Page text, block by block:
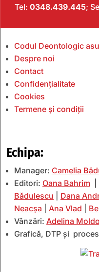
Tel: 0348.439.445;
Codul Deontologic
Despre noi
Contact
Confidențialitate
Cookies
Termene și condiții
Echipa:
Manager: Camelia
Editori: Oana Bahrim
Bădulescu
Dana
Neacșa
Ana Vlad
Vânzări: Adelina
Grafică, DTP și